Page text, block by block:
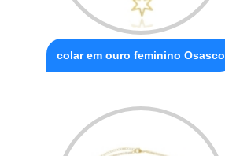
colar em ouro feminino Osasco